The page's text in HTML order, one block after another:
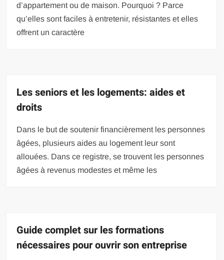
d’appartement ou de maison. Pourquoi ? Parce
qu’elles sont faciles à entretenir, résistantes et elles
offrent un caractère
Les seniors et les logements: aides et
droits
Dans le but de soutenir financièrement les personnes
âgées, plusieurs aides au logement leur sont
allouées. Dans ce registre, se trouvent les personnes
âgées à revenus modestes et même les
Guide complet sur les formations
nécessaires pour ouvrir son entreprise